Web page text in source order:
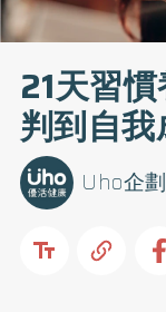
21天習
判到自
Uho企